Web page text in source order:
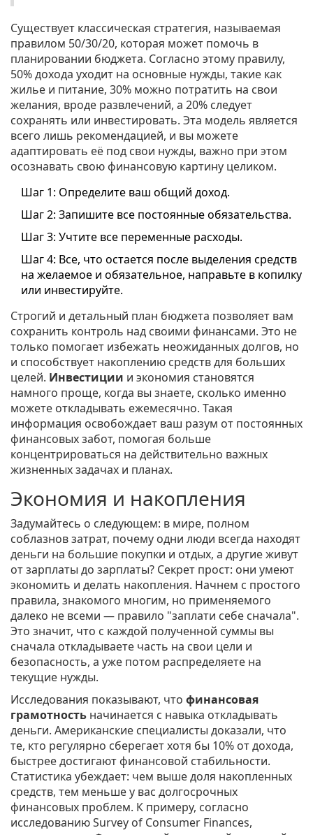
Существует классическая стратегия, называемая
правилом 50/30/20, которая может помочь в
планировании бюджета. Согласно этому правилу,
50% дохода уходит на основные нужды, такие как
жилье и питание, 30% можно потратить на свои
желания, вроде развлечений, а 20% следует
сохранять или инвестировать. Эта модель является
всего лишь рекомендацией, и вы можете
адаптировать её под свои нужды, важно при этом
осознавать свою финансовую картину целиком.
Шаг 1: Определите ваш общий доход.
Шаг 2: Запишите все постоянные обязательства.
Шаг 3: Учтите все переменные расходы.
Шаг 4: Все, что остается после выделения средств
на желаемое и обязательное, направьте в копилку
или инвестируйте.
Строгий и детальный план бюджета позволяет вам
сохранить контроль над своими финансами. Это не
только помогает избежать неожиданных долгов, но
и способствует накоплению средств для больших
целей. Инвестиции и экономия становятся
намного проще, когда вы знаете, сколько именно
можете откладывать ежемесячно. Такая
информация освобождает ваш разум от постоянных
финансовых забот, помогая больше
концентрироваться на действительно важных
жизненных задачах и планах.
Экономия и накопления
Задумайтесь о следующем: в мире, полном
соблазнов затрат, почему одни люди всегда находят
деньги на большие покупки и отдых, а другие живут
от зарплаты до зарплаты? Секрет прост: они умеют
экономить и делать накопления. Начнем с простого
правила, знакомого многим, но применяемого
далеко не всеми — правило "заплати себе сначала".
Это значит, что с каждой полученной суммы вы
сначала откладываете часть на свои цели и
безопасность, а уже потом распределяете на
текущие нужды.
Исследования показывают, что финансовая
грамотность начинается с навыка откладывать
деньги. Американские специалисты доказали, что
те, кто регулярно сберегает хотя бы 10% от дохода,
быстрее достигают финансовой стабильности.
Статистика убеждает: чем выше доля накопленных
средств, тем меньше у вас долгосрочных
финансовых проблем. К примеру, согласно
исследованию Survey of Consumer Finances,